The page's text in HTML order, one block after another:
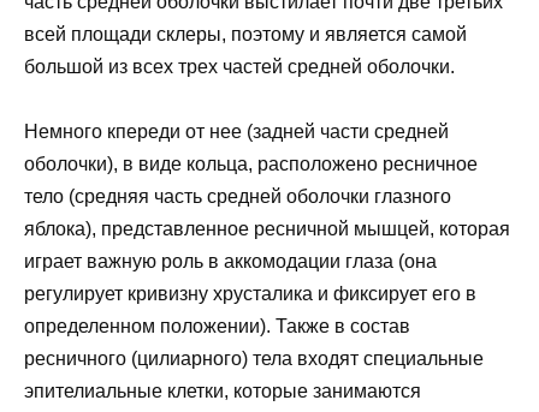
всей площади склеры, поэтому и является самой
большой из всех трех частей средней оболочки.
Немного кпереди от нее (задней части средней
оболочки), в виде кольца, расположено ресничное
тело (средняя часть средней оболочки глазного
яблока), представленное ресничной мышцей, которая
играет важную роль в аккомодации глаза (она
регулирует кривизну хрусталика и фиксирует его в
определенном положении). Также в состав
ресничного (цилиарного) тела входят специальные
эпителиальные клетки, которые занимаются